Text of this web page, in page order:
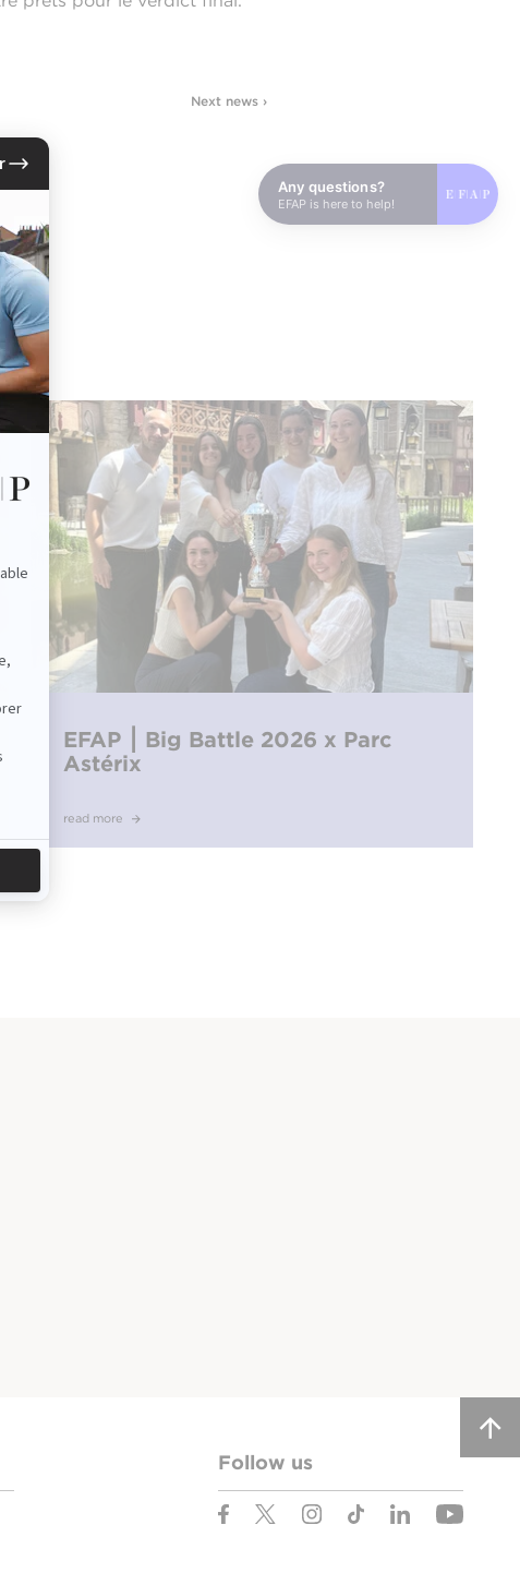
Next news ›
EFAP ⎮ Big Battle 2026 x Parc
Astérix
read more
Follow us
Any questions?
EFAP is here to help!